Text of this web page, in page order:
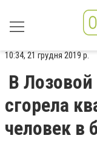
10:34, 21 грудня 2019 р.
В
сгорела
человек в